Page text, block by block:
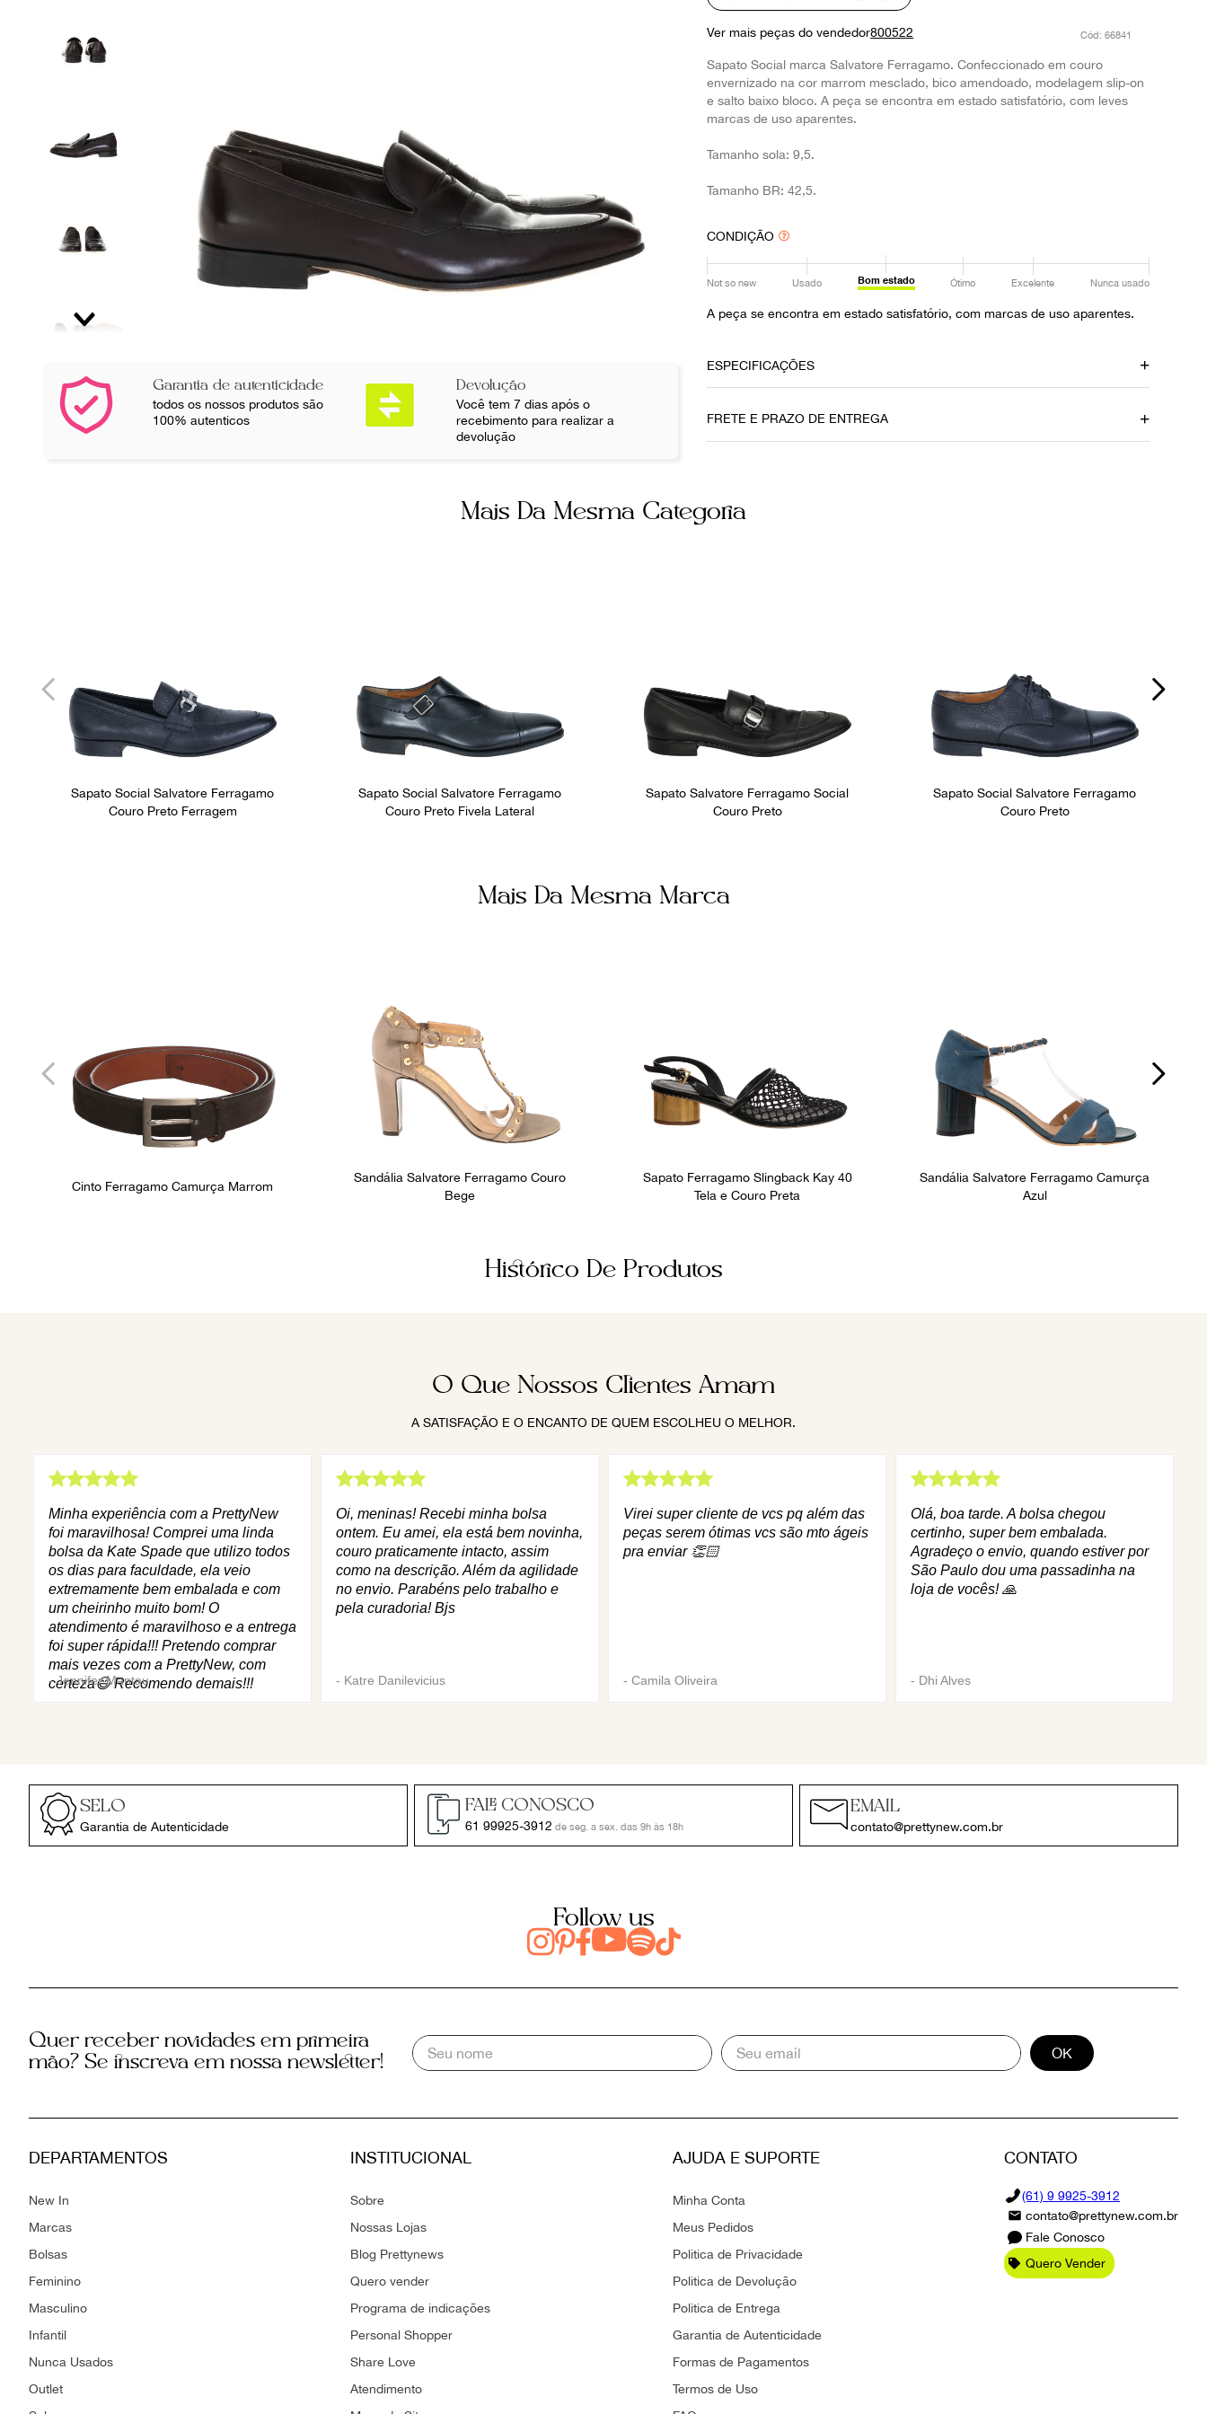
Garantia de autenticidade
todos os nossos produtos são
100% autenticos
Devolução
Você tem 7 dias após o
recebimento para realizar a
devolução
Ver mais peças do vendedor800522 : 66841
Sapato Social marca Salvatore Ferragamo. Confeccionado em couro
envernizado na cor marrom mesclado, bico amendoado, modelagem slip-on
e salto baixo bloco. A peça se encontra em estado satisfatório, com leves
marcas de uso aparentes.
Tamanho sola: 9,5.
Tamanho BR: 42,5.
CONDIÇÃO
Not so new Usado Bom estado Ótimo Excelente Nunca usado
A peça se encontra em estado satisfatório, com marcas de uso aparentes.
ESPECIFICAÇÕES
25042022
FRETE E PRAZO DE ENTREGA
Mais Da Mesma Categoria
Sapato Social Salvatore Ferragamo
Couro Preto Ferragem
Sapato Social Salvatore Ferragamo
Couro Preto Fivela Lateral
Sapato Salvatore Ferragamo Social
Couro Preto
Sapato Social Salvatore Ferragamo
Couro Preto
Mais Da Mesma Marca
Cinto Ferragamo Camurça Marrom
Sandália Salvatore Ferragamo Couro
Bege
Sapato Ferragamo Slingback Kay 40
Tela e Couro Preta
Sandália Salvatore Ferragamo Camurça
Azul
Histórico De Produtos
O Que Nossos Clientes Amam
A SATISFAÇÃO E O ENCANTO DE QUEM ESCOLHEU O MELHOR.
Minha experiência com a PrettyNew
foi maravilhosa! Comprei uma linda
bolsa da Kate Spade que utilizo todos
os dias para faculdade, ela veio
extremamente bem embalada e com
um cheirinho muito bom! O
atendimento é maravilhoso e a entrega
foi super rápida!!! Pretendo comprar
mais vezes com a PrettyNew, com
certeza😄 Recomendo demais!!!
-Jennifer Mantau
Oi, meninas! Recebi minha bolsa
ontem. Eu amei, ela está bem novinha,
couro praticamente intacto, assim
como na descrição. Além da agilidade
no envio. Parabéns pelo trabalho e
pela curadoria! Bjs
- Katre Danilevicius
Virei super cliente de vcs pq além das
peças serem ótimas vcs são mto ágeis
pra enviar 👏🏻
- Camila Oliveira
Olá, boa tarde. A bolsa chegou
certinho, super bem embalada.
Agradeço o envio, quando estiver por
São Paulo dou uma passadinha na
loja de vocês! 🙏
- Dhi Alves
SELO
Garantia de Autenticidade
FALE CONOSCO
61 99925-3912 de seg. a sex. das 9h às 18h
EMAIL
contato@prettynew.com.br
Follow us
Quer receber novidades em primeira
mão? Se inscreva em nossa newsletter!
OK
DEPARTAMENTOS
New In
Marcas
Bolsas
Feminino
Masculino
Infantil
Nunca Usados
Outlet
INSTITUCIONAL
Sobre
Nossas Lojas
Blog Prettynews
Quero vender
Programa de indicações
Personal Shopper
Share Love
Atendimento
AJUDA E SUPORTE
Minha Conta
Meus Pedidos
Politica de Privacidade
Politica de Devolução
Politica de Entrega
Garantia de Autenticidade
Formas de Pagamentos
Termos de Uso
CONTATO
(61) 9 9925-3912
contato@prettynew.com.br
Fale Conosco
Quero Vender